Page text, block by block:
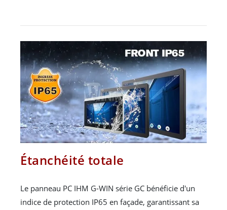
Étanchéité totale
Le panneau PC IHM G-WIN série GC bénéficie d'un
indice de protection IP65 en façade, garantissant sa